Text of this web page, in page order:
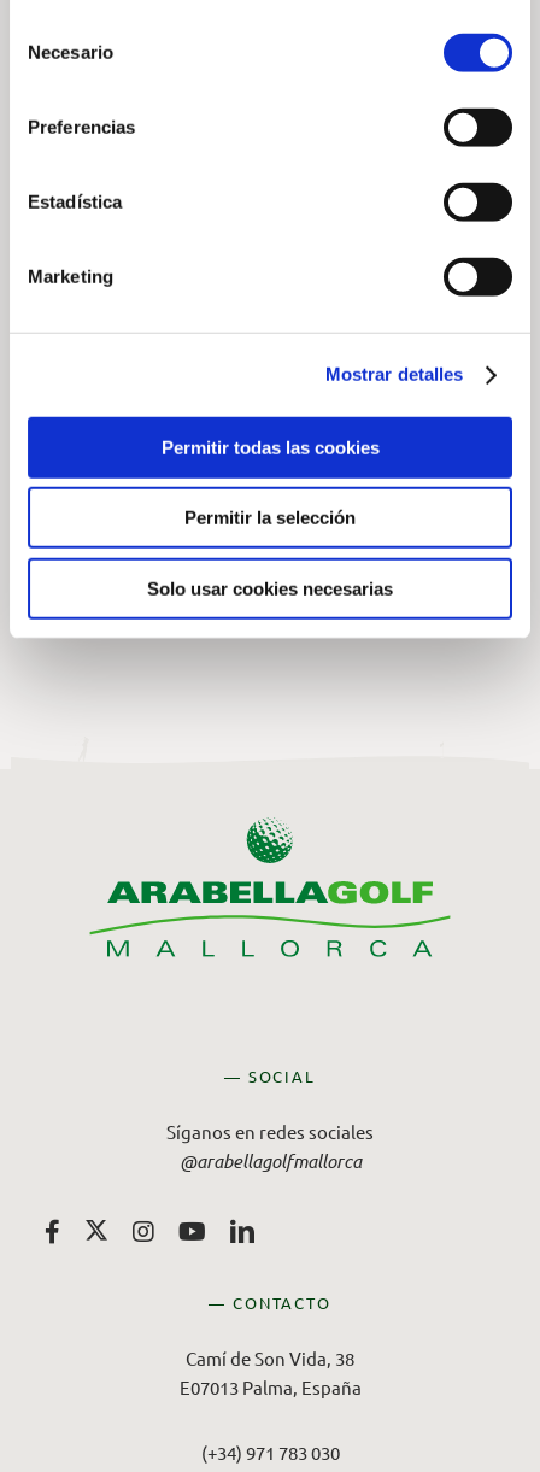
Necesario
Preferencias
Estadística
Marketing
Mostrar detalles
Permitir todas las cookies
Permitir la selección
Solo usar cookies necesarias
7 de agosto de 2026
Fauna Silvestre
Autóctona 2026 en
Arabella Golf
Mallorca
20 de julio de 2026
— SOCIAL
Síganos en redes sociales
@arabellagolfmallorca
— CONTACTO
Camí de Son Vida, 38
E07013 Palma, España
(+34) 971 783 030